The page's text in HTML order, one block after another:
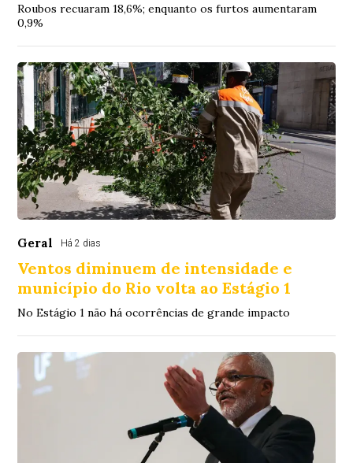
Roubos recuaram 18,6%; enquanto os furtos aumentaram
0,9%
Geral Há 2 dias
Ventos diminuem de intensidade e
município do Rio volta ao Estágio 1
No Estágio 1 não há ocorrências de grande impacto